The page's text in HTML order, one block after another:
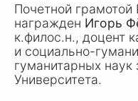
Почетной
награжден Игорь
к.филос.н., доцент
и социально-
гуманитарных наук
Университета.